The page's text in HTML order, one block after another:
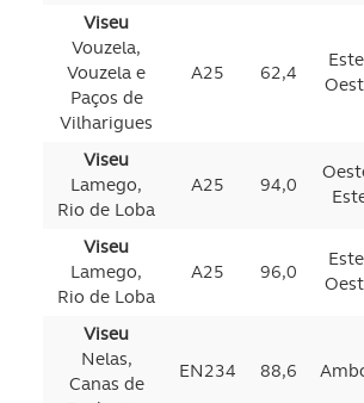
Viseu
Vouzela,
Vouzela e
Paços de
Vilharigues
A25 62,4
Viseu
Lamego,
Rio de Loba
A25 94,0
Viseu
Lamego,
Rio de Loba
A25 96,0
Viseu
Nelas,
Canas de
EN234 88,6